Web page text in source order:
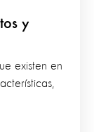
y
existen en